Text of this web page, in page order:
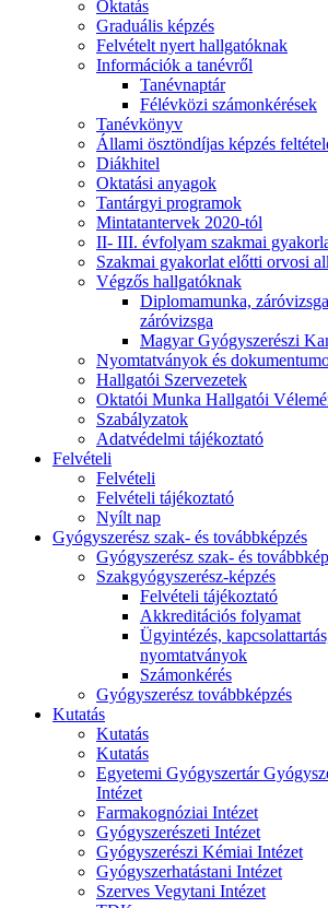
Oktatás
Graduális képzés
Felvételt nyert hallgatóknak
Információk a tanévről
Tanévnaptár
Félévközi számonkérések
Tanévkönyv
Állami ösztöndíjas képzés
Diákhitel
Oktatási anyagok
Tantárgyi programok
Mintatantervek 2020-tól
II- III. évfolyam szakmai
Szakmai gyakorlat előtti orvosi
Végzős hallgatóknak
Diplomamunka,
záróvizsga
Magyar Gyógyszerészi
Nyomtatványok és
Hallgatói Szervezetek
Oktatói Munka Hallgatói
Szabályzatok
Adatvédelmi tájékoztató
Felvételi
Felvételi
Felvételi tájékoztató
Nyílt nap
Gyógyszerész szak- és továbbképzés
Gyógyszerész szak- és
Szakgyógyszerész-képzés
Felvételi tájékoztató
Akkreditációs folyamat
Ügyintézés,
nyomtatványok
Számonkérés
Gyógyszerész továbbképzés
Kutatás
Kutatás
Kutatás
Egyetemi Gyógyszertár
Intézet
Farmakognóziai Intézet
Gyógyszerészeti Intézet
Gyógyszerészi Kémiai Intézet
Gyógyszerhatástani Intézet
Szerves Vegytani Intézet